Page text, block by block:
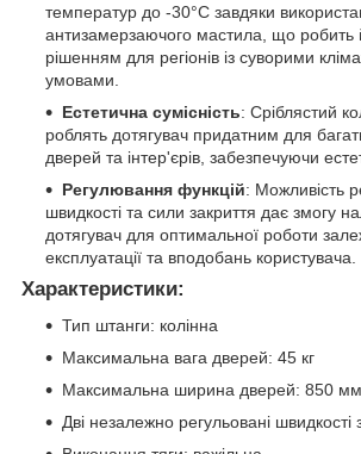
температур до -30°C завдяки
антизамерзаючого мастила, що робить
рішенням для регіонів із суворими
умовами.
Естетична сумісність: Сріблястий
роблять дотягувач придатним для
дверей та інтер'єрів, забезпечуючи
Регулювання функцій: Можливість
швидкості та сили закриття дає змогу
дотягувач для оптимальної роботи
експлуатації та вподобань користувача.
Характеристики:
Тип штанги: колінна
Максимальна вага дверей: 45 кг
Максимальна ширина дверей: 850 мм
Дві незалежно регульовані швидкості